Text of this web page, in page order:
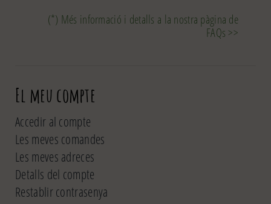
(*) Més informació i detalls a la nostra pàgina de
FAQs >>
El meu compte
Accedir al compte
Les meves comandes
Les meves adreces
Detalls del compte
Restablir contrasenya